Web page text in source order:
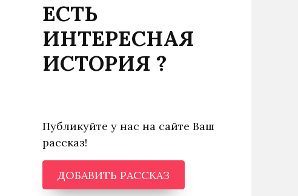
ЕСТЬ
ИНТЕРЕСНАЯ
ИСТОРИЯ ?
Публикуйте у нас на сайте Ваш
рассказ!
ДОБАВИТЬ РАССКАЗ